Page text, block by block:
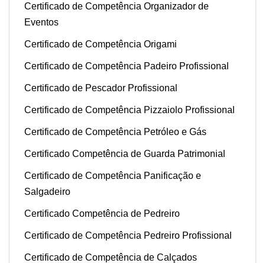
Certificado de Competência Organizador de
Eventos
Certificado de Competência Origami
Certificado de Competência Padeiro Profissional
Certificado de Pescador Profissional
Certificado de Competência Pizzaiolo Profissional
Certificado de Competência Petróleo e Gás
Certificado Competência de Guarda Patrimonial
Certificado de Competência Panificação e
Salgadeiro
Certificado Competência de Pedreiro
Certificado de Competência Pedreiro Profissional
Certificado de Competência de Calçados